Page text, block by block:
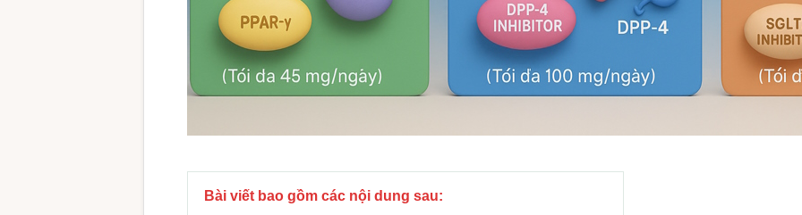
Bài viết bao gồm các nội dung sau: